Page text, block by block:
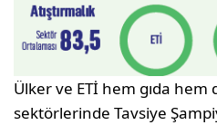
Ülker ve ETİ hem gıda hem
sektörlerinde Tavsiye